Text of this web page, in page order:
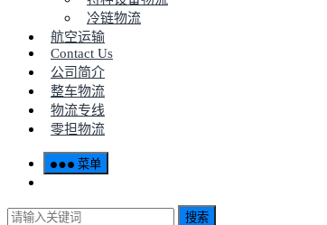
冷链物流
航空运输
Contact Us
公司简介
整车物流
物流专线
零担物流
菜单
搜索